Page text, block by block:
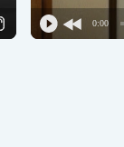
0:00